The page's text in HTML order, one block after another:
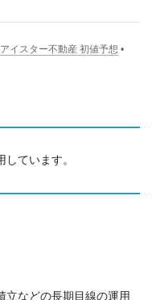
イスター不動産 初値予想 •
ています。
立などの長期目線の運用